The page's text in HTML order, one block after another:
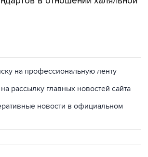
рассылку главных новостей сайта
новости в официальном